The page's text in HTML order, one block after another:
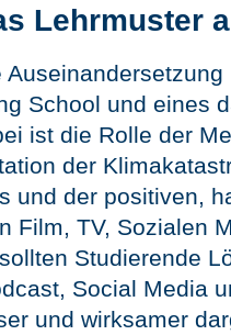
Lehrmuster
School und eines
ist die Rolle der
der
und der positiven,
Film, TV, Sozialen
Studierende
Social Media
und wirksamer